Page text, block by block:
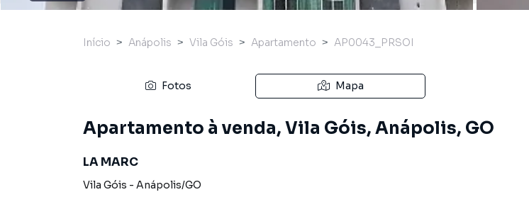
Início Anápolis Vila Góis Apartamento AP0043_PRSOI
Fotos Mapa
Apartamento à venda, Vila Góis, Anápolis, GO
LA MARC
Vila Góis - Anápolis/GO